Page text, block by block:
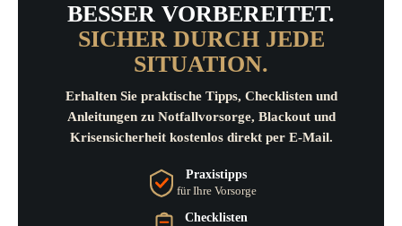
BESSER VORBEREITET.
SICHER DURCH JEDE
SITUATION.
Erhalten Sie praktische Tipps, Checklisten und
Anleitungen zu Notfallvorsorge, Blackout und
Krisensicherheit kostenlos direkt per E-Mail.
Praxistipps
für Ihre Vorsorge
Checklisten